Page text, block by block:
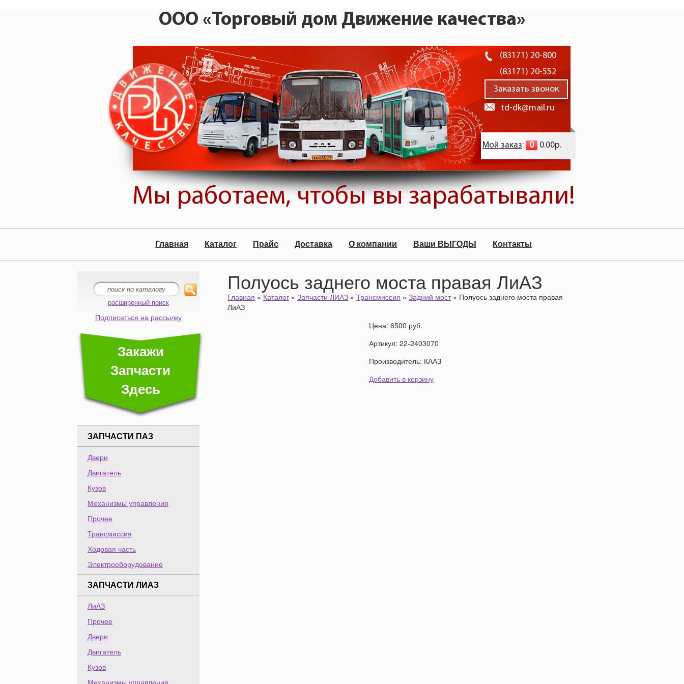
ООО «Торговый дом Движение качества»
(83171) 20-800
(83171) 20-552
Заказать звонок
td-dk@mail.ru
Мой заказ: 0 0.00р.
Мы работаем, чтобы вы зарабатывали!
Главная Каталог Прайс Доставка О компании Ваши ВЫГОДЫ Контакты
расширенный поиск
Подписаться на рассылку
Закажи
Запчасти
Здесь
ЗАПЧАСТИ ПАЗ
Двери
Двигатель
Кузов
Механизмы управления
Прочее
Трансмиссия
Ходовая часть
Электрооборудование
ЗАПЧАСТИ ЛИАЗ
ЛиАЗ
Прочее
Двери
Двигатель
Кузов
Механизмы управления
Полуось заднего моста правая ЛиАЗ
Главная » Каталог » Запчасти ЛИАЗ » Трансмиссия » Задний мост» Полуось заднего моста правая
ЛиАЗ
Цена: 6500 руб.
Артикул: 22-2403070
Производитель: КААЗ
Добавить в корзину